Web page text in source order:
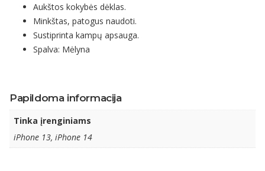
Aukštos kokybės dėklas.
Minkštas, patogus naudoti.
Sustiprinta kampų apsauga.
Spalva: Mėlyna
Papildoma informacija
Tinka įrenginiams
iPhone 13, iPhone 14